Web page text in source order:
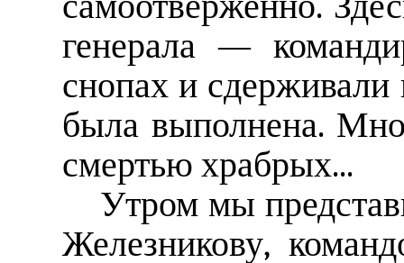
генерала —
снопах и сдерживали
была выполнена.
смертью храбрых...
Утром мы
Железникову,